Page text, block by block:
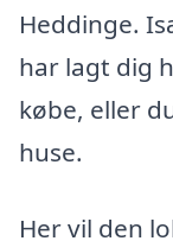
Heddinge.
har lagt dig
købe, eller
huse.
Her vil den